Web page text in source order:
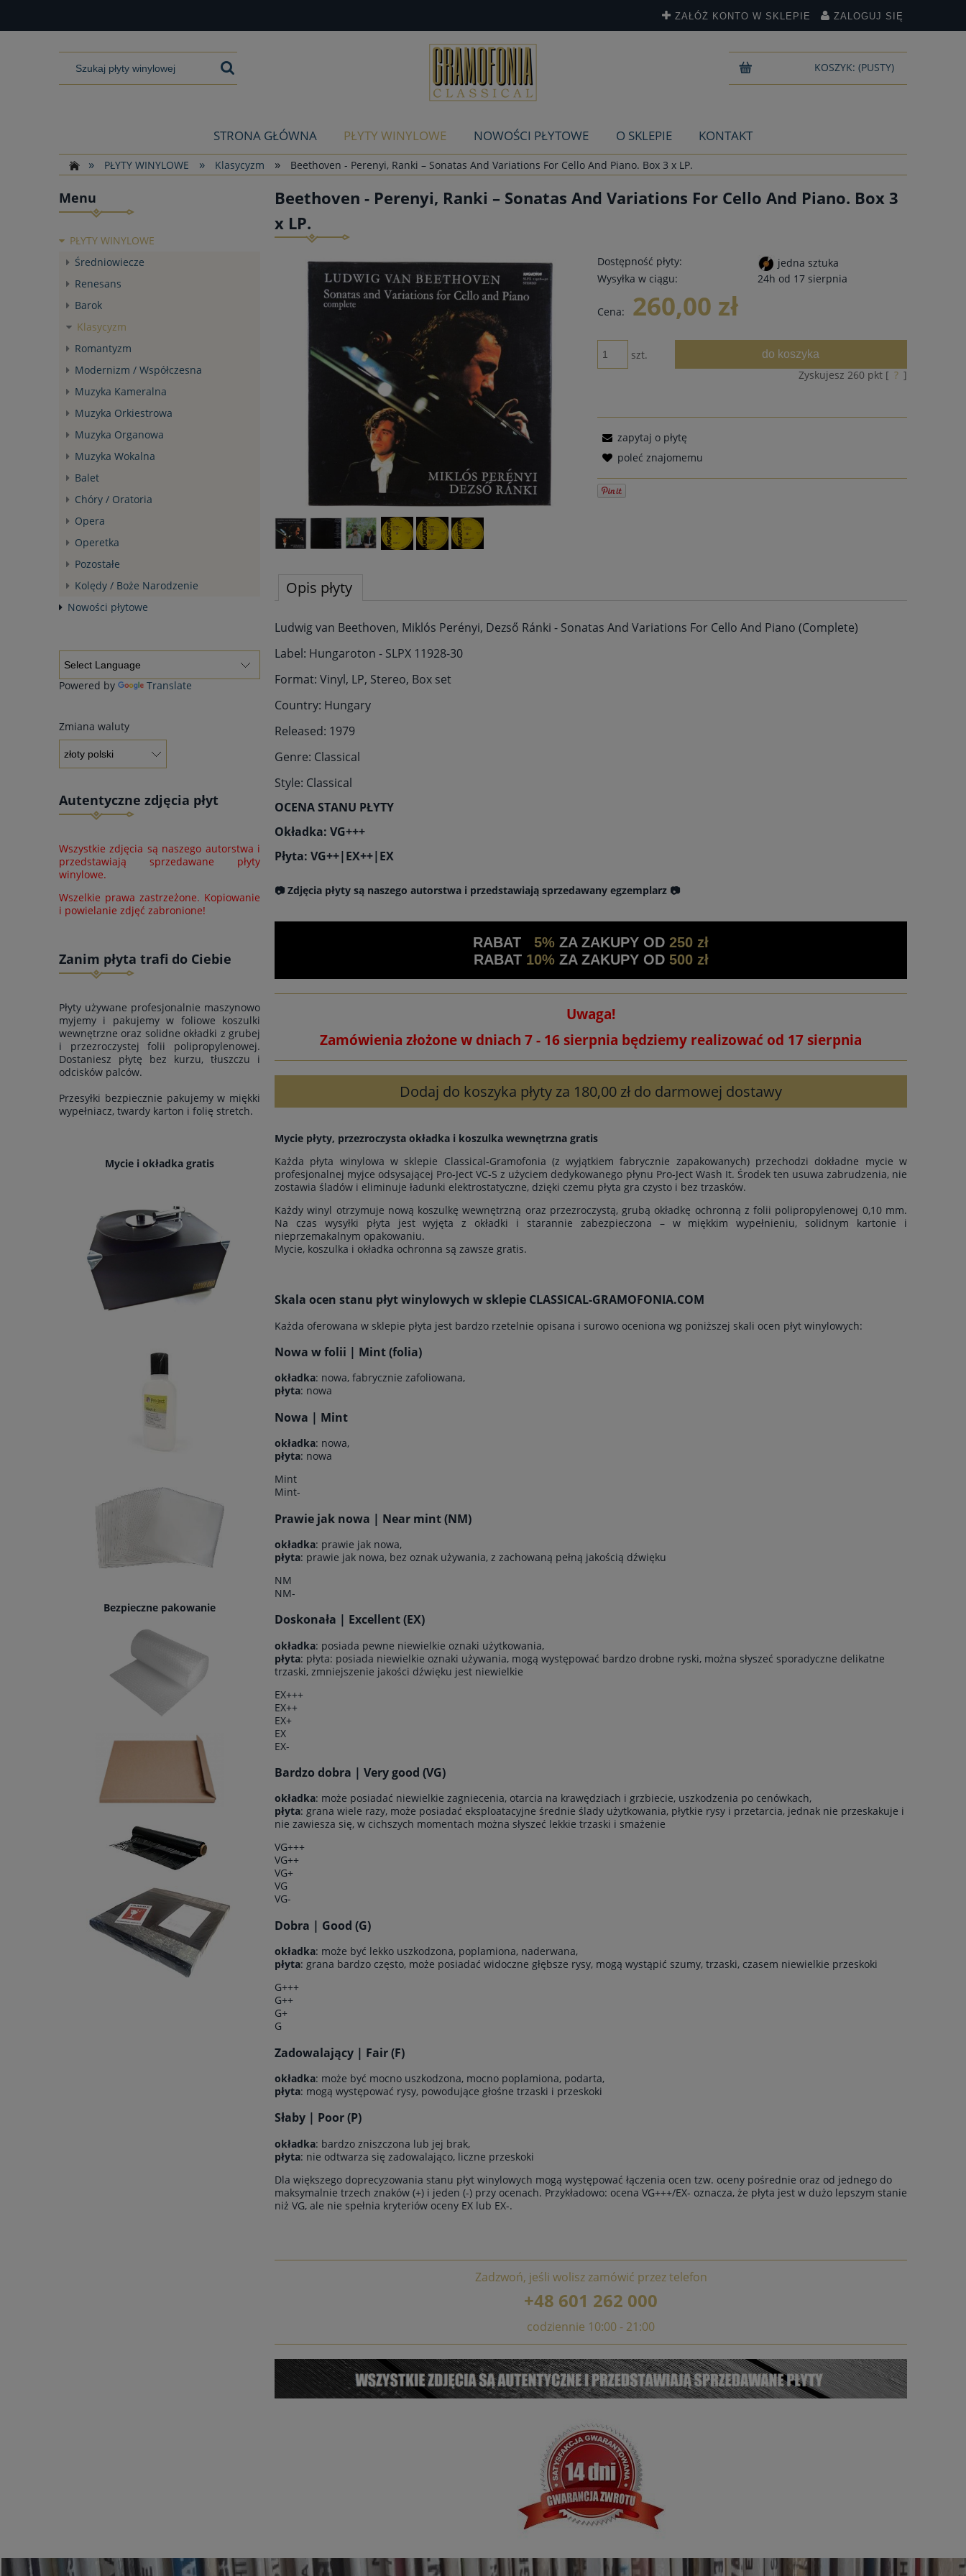
ZAŁÓŻ KONTO W SKLEPIE ZALOGUJ SIĘ
KOSZYK: (PUSTY)
STRONA GŁÓWNA PŁYTY WINYLOWE NOWOŚCI PŁYTOWE O SKLEPIE
KONTAKT
»
PŁYTY WINYLOWE » Klasycyzm » Beethoven - Perenyi, Ranki – Sonatas And Variations For Cello And Piano. Box 3 x LP.
Menu
PŁYTY WINYLOWE
Średniowiecze
Renesans
Barok
Klasycyzm
Romantyzm
Modernizm / Współczesna
Muzyka Kameralna
Muzyka Orkiestrowa
Muzyka Organowa
Muzyka Wokalna
Balet
Chóry / Oratoria
Opera
Operetka
Pozostałe
Kolędy / Boże Narodzenie
Nowości płytowe
Powered by Translate
Zmiana waluty
Autentyczne zdjęcia płyt
Wszystkie zdjęcia są naszego autorstwa i
przedstawiają sprzedawane płyty
winylowe.
Wszelkie prawa zastrzeżone. Kopiowanie
i powielanie zdjęć zabronione!
Zanim płyta trafi do Ciebie
Płyty używane profesjonalnie maszynowo
myjemy i pakujemy w foliowe koszulki
wewnętrzne oraz solidne okładki z grubej
i przezroczystej folii polipropylenowej.
Dostaniesz płytę bez kurzu, tłuszczu i
odcisków palców.
Przesyłki bezpiecznie pakujemy w miękki
wypełniacz, twardy karton i folię stretch.
Mycie i okładka gratis
Bezpieczne pakowanie
Beethoven - Perenyi, Ranki – Sonatas And Variations For Cello And Piano. Box 3
x LP.
Dostępność płyty:
jedna sztuka
Wysyłka w ciągu:
24h od 17 sierpnia
Cena: 260,00 zł
szt. do koszyka
Zyskujesz 260 pkt [ ? ]
zapytaj o płytę
poleć znajomemu
Opis płyty
Ludwig van Beethoven, Miklós Perényi, Dezső Ránki - Sonatas And Variations For Cello And Piano (Complete)
Label: Hungaroton - SLPX 11928-30
Format: Vinyl, LP, Stereo, Box set
Country: Hungary
Released: 1979
Genre: Classical
Style: Classical
OCENA STANU PŁYTY
Okładka: VG+++
Płyta: VG++|EX++|EX
📷 Zdjęcia płyty są naszego autorstwa i przedstawiają sprzedawany egzemplarz 📷
RABAT 5% ZA ZAKUPY OD 250 zł
RABAT 10%ZA ZAKUPY OD 500 zł
Uwaga!
Zamówienia złożone w dniach 7 - 16 sierpnia będziemy realizować od 17 sierpnia
Dodaj do koszyka płyty za 180,00 zł do darmowej dostawy
Mycie płyty, przezroczysta okładka i koszulka wewnętrzna gratis
Każda płyta winylowa w sklepie Classical-Gramofonia (z wyjątkiem fabrycznie zapakowanych) przechodzi dokładne mycie w
profesjonalnej myjce odsysającej Pro-Ject VC-S z użyciem dedykowanego płynu Pro-Ject Wash It. Środek ten usuwa zabrudzenia, nie
zostawia śladów i eliminuje ładunki elektrostatyczne, dzięki czemu płyta gra czysto i bez trzasków.
Każdy winyl otrzymuje nową koszulkę wewnętrzną oraz przezroczystą, grubą okładkę ochronną z folii polipropylenowej 0,10 mm.
Na czas wysyłki płyta jest wyjęta z okładki i starannie zabezpieczona – w miękkim wypełnieniu, solidnym kartonie i
nieprzemakalnym opakowaniu.
Mycie, koszulka i okładka ochronna są zawsze gratis.
Skala ocen stanu płyt winylowych w sklepie CLASSICAL-GRAMOFONIA.COM
Każda oferowana w sklepie płyta jest bardzo rzetelnie opisana i surowo oceniona wg poniższej skali ocen płyt winylowych:
Nowa w folii | Mint (folia)
okładka: nowa, fabrycznie zafoliowana,
płyta: nowa
Nowa | Mint
okładka: nowa,
płyta: nowa
Mint
Mint-
Prawie jak nowa | Near mint (NM)
okładka: prawie jak nowa,
płyta: prawie jak nowa, bez oznak używania, z zachowaną pełną jakością dźwięku
NM
NM-
Doskonała | Excellent (EX)
okładka: posiada pewne niewielkie oznaki użytkowania,
płyta: płyta: posiada niewielkie oznaki używania, mogą występować bardzo drobne ryski, można słyszeć sporadyczne delikatne
trzaski, zmniejszenie jakości dźwięku jest niewielkie
EX+++
EX++
EX+
EX
EX-
Bardzo dobra | Very good (VG)
okładka: może posiadać niewielkie zagniecenia, otarcia na krawędziach i grzbiecie, uszkodzenia po cenówkach,
płyta: grana wiele razy, może posiadać eksploatacyjne średnie ślady użytkowania, płytkie rysy i przetarcia, jednak nie przeskakuje i
nie zawiesza się, w cichszych momentach można słyszeć lekkie trzaski i smażenie
VG+++
VG++
VG+
VG
VG-
Dobra | Good (G)
okładka: może być lekko uszkodzona, poplamiona, naderwana,
płyta: grana bardzo często, może posiadać widoczne głębsze rysy, mogą wystąpić szumy, trzaski, czasem niewielkie przeskoki
G+++
G++
G+
G
Zadowalający | Fair (F)
okładka: może być mocno uszkodzona, mocno poplamiona, podarta,
płyta: mogą występować rysy, powodujące głośne trzaski i przeskoki
Słaby | Poor (P)
okładka: bardzo zniszczona lub jej brak,
płyta: nie odtwarza się zadowalająco, liczne przeskoki
Dla większego doprecyzowania stanu płyt winylowych mogą występować łączenia ocen tzw. oceny pośrednie oraz od jednego do
maksymalnie trzech znaków (+) i jeden (-) przy ocenach. Przykładowo: ocena VG+++/EX- oznacza, że płyta jest w dużo lepszym stanie
niż VG, ale nie spełnia kryteriów oceny EX lub EX-.
Zadzwoń, jeśli wolisz zamówić przez telefon
+48 601 262 000
codziennie 10:00 - 21:00